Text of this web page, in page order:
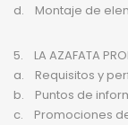
d. Montaje de
5. LA AZAFATA
a. Requisitos y
b. Puntos de
c. Promociones